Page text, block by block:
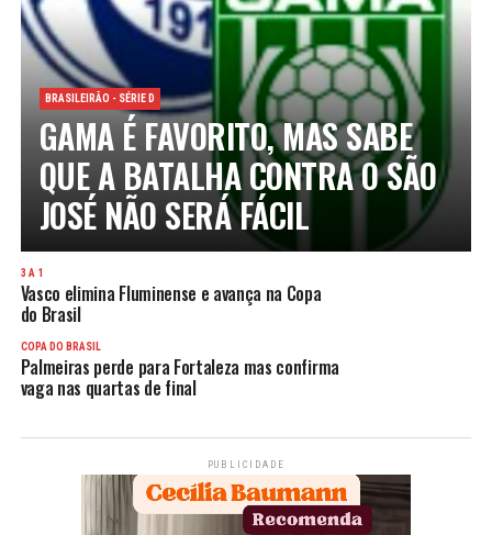
BRASILEIRÃO - SÉRIE D
GAMA É FAVORITO, MAS SABE
QUE A BATALHA CONTRA O SÃO
JOSÉ NÃO SERÁ FÁCIL
3 A 1
Vasco elimina Fluminense e avança na Copa
do Brasil
COPA DO BRASIL
Palmeiras perde para Fortaleza mas confirma
vaga nas quartas de final
PUBLICIDADE